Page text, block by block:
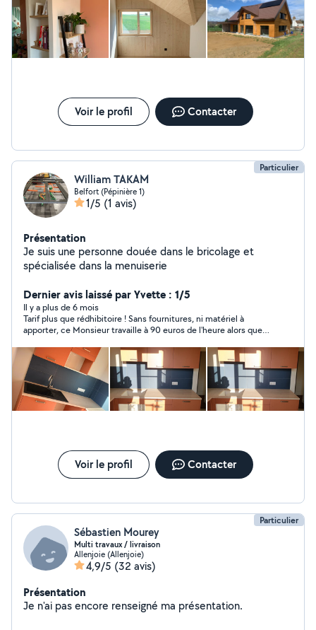
Voir le profil Contacter
Particulier
William TAKAM
Belfort (Pépinière 1)
1/5 (1 avis)
Présentation
Je suis une personne douée dans le bricolage et
spécialisée dans la menuiserie
Dernier avis laissé par Yvette : 1/5
Il y a plus de 6 mois
Tarif plus que rédhibitoire ! Sans fournitures, ni matériel à
apporter, ce Monsieur travaille à 90 euros de l'heure alors que
fuyez !
Voir le profil Contacter
Particulier
Sébastien Mourey
Multi travaux / livraison
Allenjoie (Allenjoie)
4,9/5 (32 avis)
Présentation
Je n'ai pas encore renseigné ma présentation.